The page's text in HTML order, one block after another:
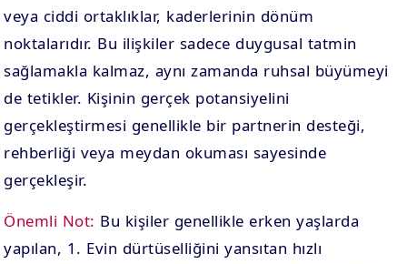
veya ciddi ortaklıklar, kaderlerinin dönüm
noktalarıdır. Bu ilişkiler sadece duygusal tatmin
sağlamakla kalmaz, aynı zamanda ruhsal büyümeyi
de tetikler. Kişinin gerçek potansiyelini
gerçekleştirmesi genellikle bir partnerin desteği,
rehberliği veya meydan okuması sayesinde
gerçekleşir.
Önemli Not: Bu kişiler genellikle erken yaşlarda
yapılan, 1. Evin dürtüselliğini yansıtan hızlı